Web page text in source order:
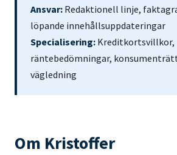
Ansvar: Redaktionell linje,
löpande innehållsuppdateringar
Specialisering: Kreditkortsvillkor,
räntebedömningar,
vägledning
Om Kristoffer